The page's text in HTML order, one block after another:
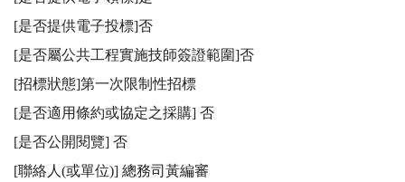
[是否提供電子投標]否
[是否屬公共工程實施技師簽證範圍]否
[招標狀態]第一次限制性招標
[是否適用條約或協定之採購] 否
[是否公開閱覽] 否
[聯絡人(或單位)] 總務司黃編審